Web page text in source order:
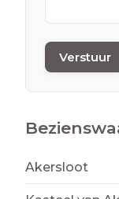
Verstuur
Akersloot